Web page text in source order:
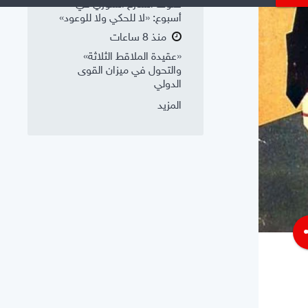
صوت الشارع السوري في
أسبوع: «لا للحكي ولا للوعود»
منذ 8 ساعات
«عقيدة الملاقط الثلاثة»
والتحول في ميزان القوى
الدولي
المزيد